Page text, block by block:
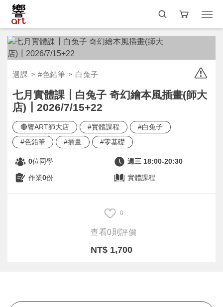
選課 #色鉛筆 白兔子
七月實體課┃白兔子 奇幻繪本風插畫(師大
店)┃2026/7/15+22
🔴響ART師大店 #實體課程
#白兔子
#色鉛筆
#插畫 #零基礎
0位同學 週三 18:00-20:30
作業0份 實體課程
0
查看0則評價
NT$ 1,700